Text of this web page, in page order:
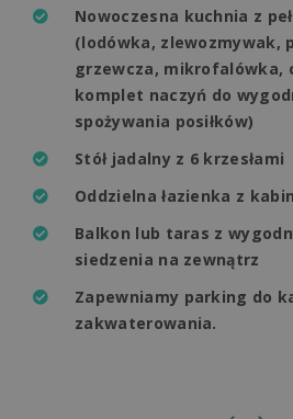
Nowoczesna kuchnia z
(lodówka, zlewozmywak,
grzewcza, mikrofalówka,
komplet naczyń do
spożywania posiłków)
Stół jadalny z 6 krzesłami
Oddzielna łazienka z
Balkon lub taras z
siedzenia na zewnątrz
Zapewniamy parking do
zakwaterowania.